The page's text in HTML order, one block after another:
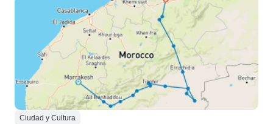
Ciudad y Cultura